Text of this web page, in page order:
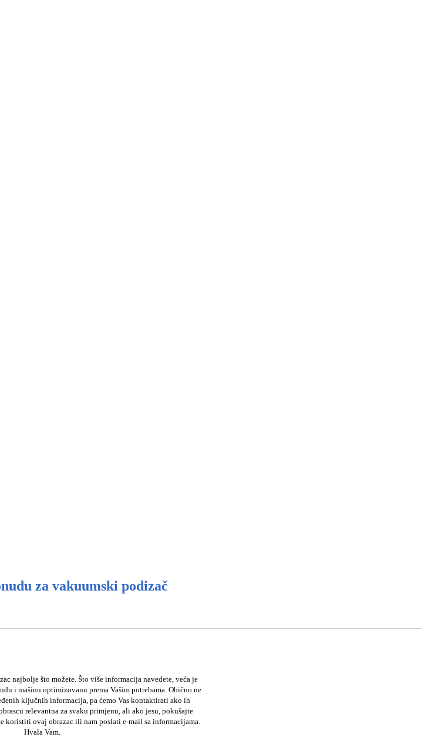
za vakuumski podizač
najbolje što možete. Što više informacija navedete, veća je
i mašinu optimizovanu prema Vašim potrebama. Obično ne
ključnih informacija, pa ćemo Vas kontaktirati ako ih
relevantna za svaku primjenu, ali ako jesu, pokušajte
koristiti ovaj obrazac ili nam poslati e-mail sa informacijama.
Hvala Vam.